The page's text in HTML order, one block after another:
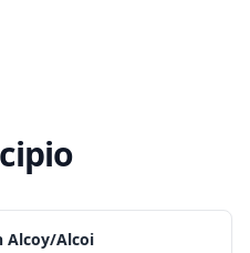
Alcoy/Alcoi